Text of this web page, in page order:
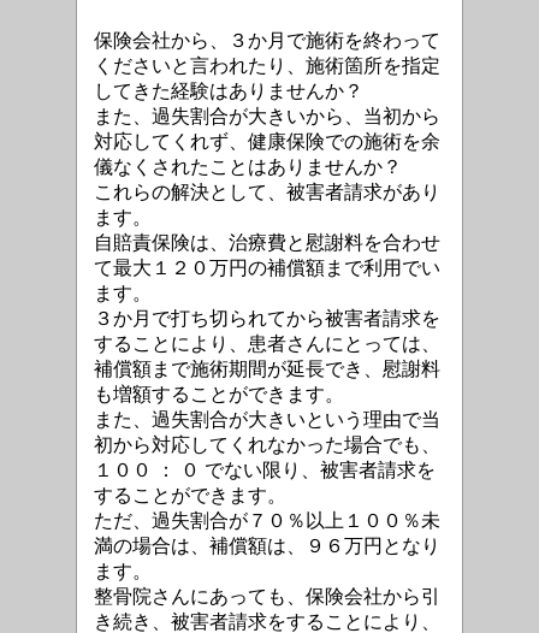
保険会社から、３か月で施術を終わって
くださいと言われたり、施術箇所を指定
してきた経験はありませんか？
また、過失割合が大きいから、当初から
対応してくれず、健康保険での施術を余
儀なくされたことはありませんか？
これらの解決として、被害者請求があり
ます。
自賠責保険は、治療費と慰謝料を合わせ
て最大１２０万円の補償額まで利用でい
ます。
３か月で打ち切られてから被害者請求を
することにより、患者さんにとっては、
補償額まで施術期間が延長でき、慰謝料
も増額することができます。
また、過失割合が大きいという理由で当
初から対応してくれなかった場合でも、
１００ ： ０ でない限り、被害者請求を
することができます。
ただ、過失割合が７０％以上１００％未
満の場合は、補償額は、９６万円となり
ます。
整骨院さんにあっても、保険会社から引
き続き、被害者請求をすることにより、